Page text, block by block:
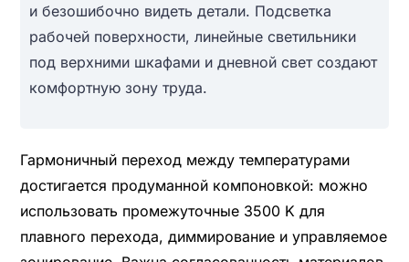
и безошибочно видеть детали. Подсветка
рабочей поверхности, линейные светильники
под верхними шкафами и дневной свет создают
комфортную зону труда.
Гармоничный переход между температурами
достигается продуманной компоновкой: можно
использовать промежуточные 3500 K для
плавного перехода, диммирование и управляемое